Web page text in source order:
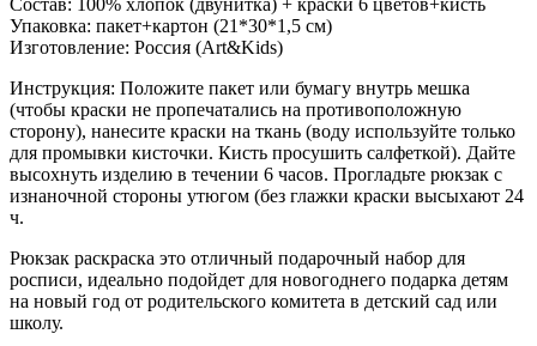
Состав: 100% хлопок (двунитка) + краски 6 цветов+кисть
Упаковка: пакет+картон (21*30*1,5 см)
Изготовление: Россия (Art&Kids)
Инструкция: Положите пакет или бумагу внутрь мешка
(чтобы краски не пропечатались на противоположную
сторону), нанесите краски на ткань (воду используйте только
для промывки кисточки. Кисть просушить салфеткой). Дайте
высохнуть изделию в течении 6 часов. Прогладьте рюкзак с
изнаночной стороны утюгом (без глажки краски высыхают 24
ч.
Рюкзак раскраска это отличный подарочный набор для
росписи, идеально подойдет для новогоднего подарка детям
на новый год от родительского комитета в детский сад или
школу.